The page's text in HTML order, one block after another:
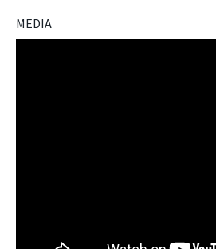
MEDIA